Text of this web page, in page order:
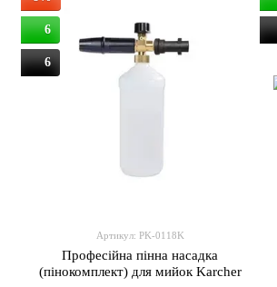
6
6
Артикул: PK-0118K
Професійна пінна насадка
(пінокомплект) для мийок Karcher